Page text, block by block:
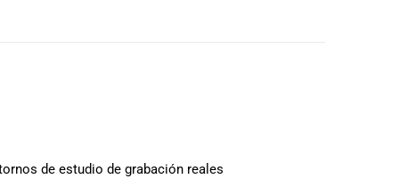
de estudio de grabación reales